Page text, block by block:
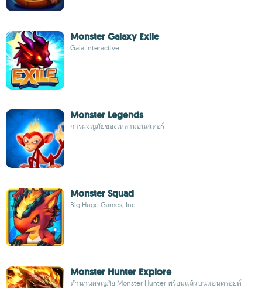
Monster Galaxy Exile
Gaia Interactive
Monster Legends
การผจญภัยของเหล่ามอนสเตอร์
Monster Squad
Big Huge Games, Inc.
Monster Hunter Explore
ตำนานผจญภัย Monster Hunter พร้อมแล้วบนแอนดรอยด์